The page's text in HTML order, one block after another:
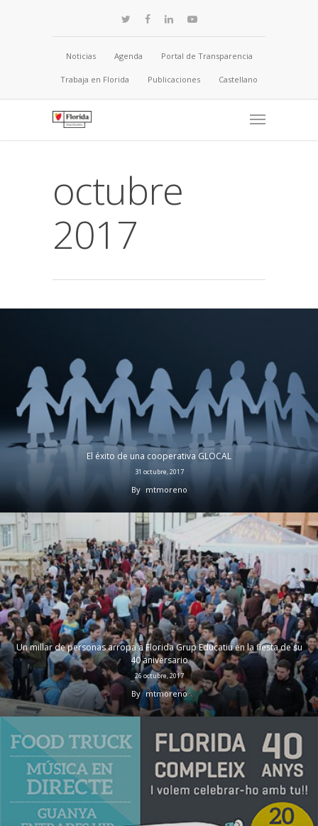
Noticias Agenda Portal de Transparencia
Trabaja en Florida Publicaciones Castellano
octubre
2017
El éxito de una cooperativa GLOCAL
31 octubre, 2017
By mtmoreno
Un millar de personas arropa a Florida Grup Educatiu en la fiesta de su
40 aniversario
26 octubre, 2017
By mtmoreno